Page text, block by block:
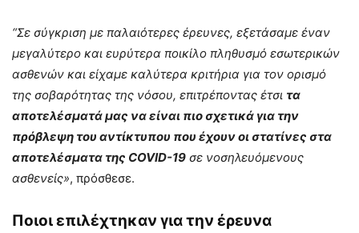
“Σε σύγκριση με παλαιότερες έρευνες, εξετάσαμε έναν
μεγαλύτερο και ευρύτερα ποικίλο πληθυσμό εσωτερικών
ασθενών και είχαμε καλύτερα κριτήρια για τον ορισμό
της σοβαρότητας της νόσου, επιτρέποντας έτσι τα
αποτελέσματά μας να είναι πιο σχετικά για την
πρόβλεψη του αντίκτυπου που έχουν οι στατίνες στα
αποτελέσματα της COVID-19 σε νοσηλευόμενους
ασθενείς», πρόσθεσε.
Ποιοι επιλέχτηκαν για την έρευνα